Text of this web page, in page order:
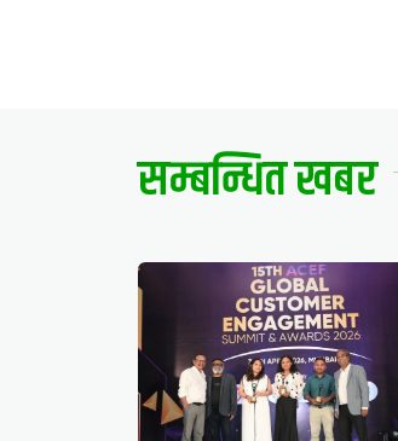
सम्बन्धित खबर